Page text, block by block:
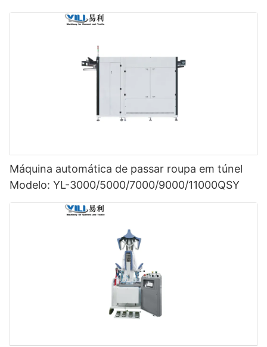
Máquina automática de passar roupa em túnel
Modelo: YL-3000/5000/7000/9000/11000QSY